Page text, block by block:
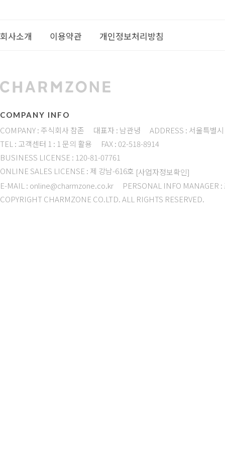
회사소개 이용약관 개인정보처리방침
COMPANY INFO
COMPANY : 주식회사 참존 대표자 : 남관녕
ADDRESS : 서울특별
TEL : 고객센터 1 : 1 문의 활용
FAX : 02-518-8914
BUSINESS LICENSE : 120-81-07761
ONLINE SALES LICENSE : 제 강남-616호 [사업자정보확인]
E-MAIL : online@charmzone.co.kr
PERSONAL INFO MANAGER :
COPYRIGHT CHARMZONE CO.LTD. ALL RIGHTS RESERVED.